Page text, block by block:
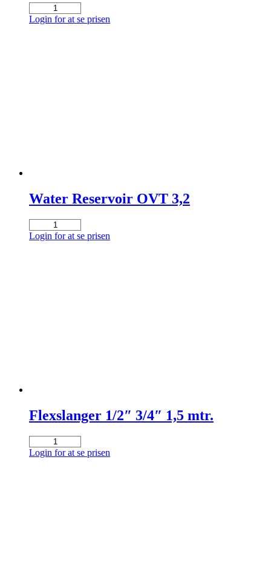
Reservoir
Login for at se prisen
Water Reservoir OVT 3,2
Reservoir
Login for at se prisen
Flexslanger 1/2″ 3/4″ 1,5 mtr.
Flexslanger
1/2"
Login for at se prisen